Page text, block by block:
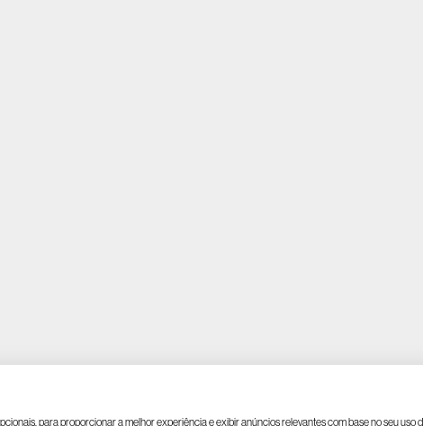
para proporcionar a melhor experiência e exibir anúncios relevantes com base no seu